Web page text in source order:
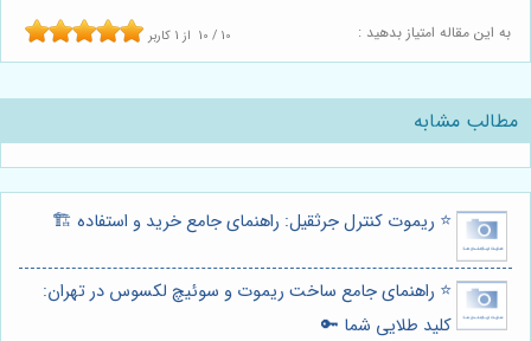
به این مقاله امتیاز بدهید : 10 / 10 از 1 کاربر
مطالب مشابه
⭐️ ریموت کنترل جرثقیل: راهنمای جامع خرید و استفاده 🏗️
⭐️ راهنمای جامع ساخت ریموت و سوئیچ لکسوس در تهران:
کلید طلایی شما 🔑